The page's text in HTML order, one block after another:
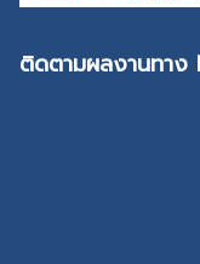
ติดตามผลงานทาง